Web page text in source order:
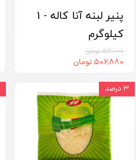
پنیر لبنه آنا کاله - 1
کیلوگرم
۵۱۲,۰۰۰ تومان
۵۰۶,۸۸۰ تومان
۳ درصد